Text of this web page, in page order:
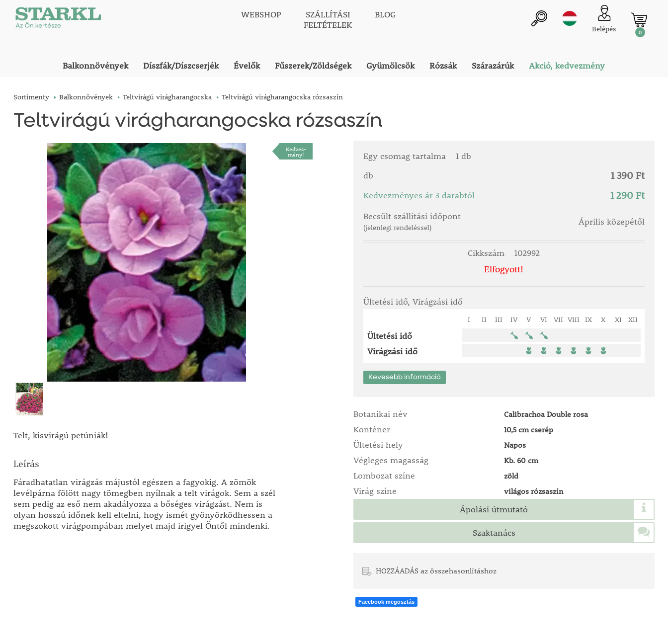
WEBSHOP
SZÁLLÍTÁSI
FELTÉTELEK
BLOG
Belépés 0
Balkonnövények Díszfák/Díszcserjék Évelők Fűszerek/Zöldségek Gyümölcsök Rózsák Szárazárúk Akció, kedvezmény
Sortimenty Balkonnövények Teltvirágú virágharangocska Teltvirágú virágharangocska rózsaszín
Teltvirágú virágharangocska rózsaszín
Kedvez-
mény!
Telt, kisvirágú petúniák!
Leírás
Fáradhatatlan virágzás májustól egészen a fagyokig. A zömök
levélpárna fölött nagy tömegben nyílnak a telt virágok. Sem a szél
sem pedig az eső nem akadályozza a bőséges virágzást. Nem is
olyan hosszú időnek kell eltelni, hogy ismét gyönyörködhessen a
megszokott virágpompában melyet majd irigyel Öntől mindenki.
Egy csomag tartalma
1 db
db
1 390 Ft
Kedvezményes ár 3 darabtól 1 290 Ft
Becsült szállítási időpont
(jelenlegi rendeléssel)
Április közepétől
Cikkszám 102992
Elfogyott!
Ültetési idő, Virágzási idő
I II III IV V VI VII VIII IX X XI XII
Ültetési idő
Virágzási idő
Kevesebb információ
Botanikai név Calibrachoa Double rosa
Konténer 10,5 cm cserép
Ültetési hely Napos
Végleges magasság Kb. 60 cm
Lombozat színe zöld
Virág színe világos rózsaszín
Ápolási útmutató
Szaktanács
HOZZÁADÁS az összehasonlításhoz
Facebook megosztás